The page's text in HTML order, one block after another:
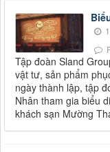
Tập đoàn Sland
vật tư, sản phẩm
ngày thành lập, tập
Nhân tham gia biểu
khách sạn Mường